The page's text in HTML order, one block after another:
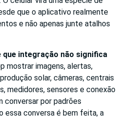
que o aplicativo realmente
e não apenas junte atalhos
que integração não significa
mostrar imagens, alertas,
solar, câmeras, centrais
medidores, sensores e conexão
conversar por padrões
essa conversa é bem feita, a